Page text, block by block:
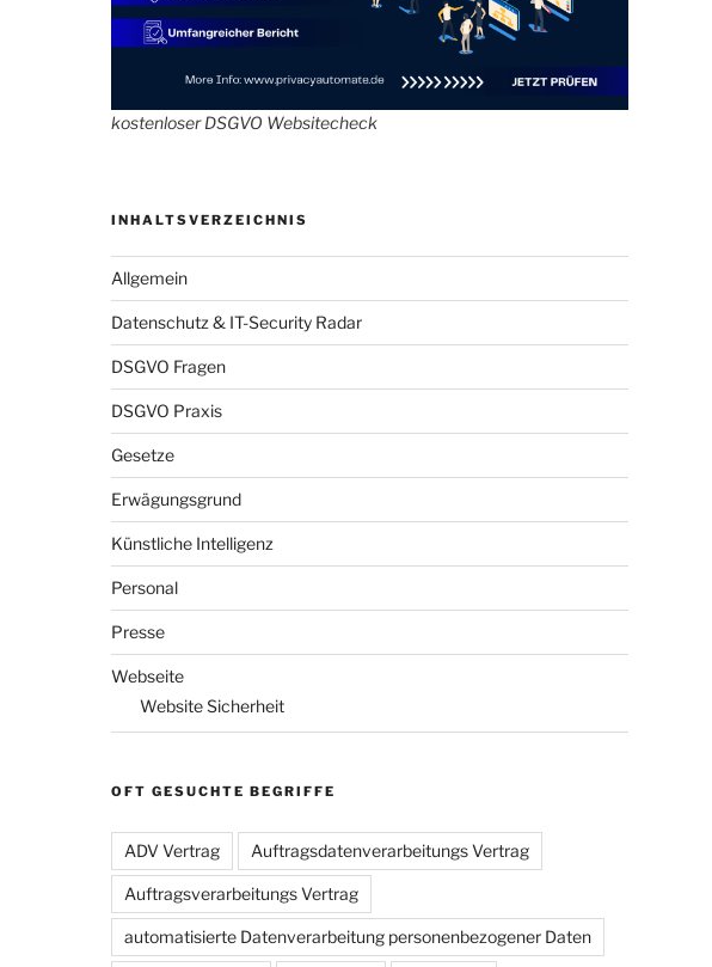
kostenloser DSGVO Websitecheck
INHALTSVERZEICHNIS
Allgemein
Datenschutz & IT-Security Radar
DSGVO Fragen
DSGVO Praxis
Gesetze
Erwägungsgrund
Künstliche Intelligenz
Personal
Presse
Webseite
Website Sicherheit
OFT GESUCHTE BEGRIFFE
ADV Vertrag Auftragsdatenverarbeitungs Vertrag
Auftragsverarbeitungs Vertrag
automatisierte Datenverarbeitung personenbezogener Daten